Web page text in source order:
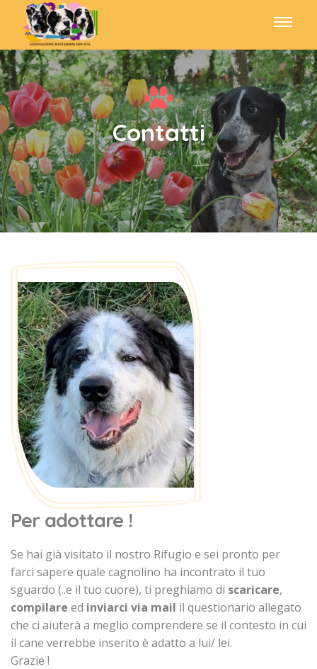
Contatti
Per adottare !
Se hai già visitato il nostro Rifugio e sei pronto per
farci sapere quale cagnolino ha incontrato il tuo
sguardo (..e il tuo cuore), ti preghiamo di scaricare,
compilare ed inviarci via mail il questionario allegato
che ci aiuterà a meglio comprendere se il contesto in cui
il cane verrebbe inserito è adatto a lui/ lei.
Grazie !